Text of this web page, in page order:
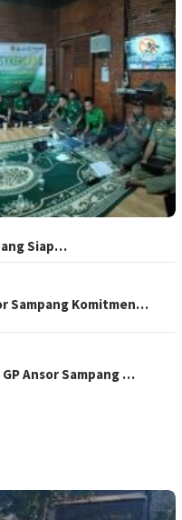
Siap…
Sampang Komitmen…
Ansor Sampang …